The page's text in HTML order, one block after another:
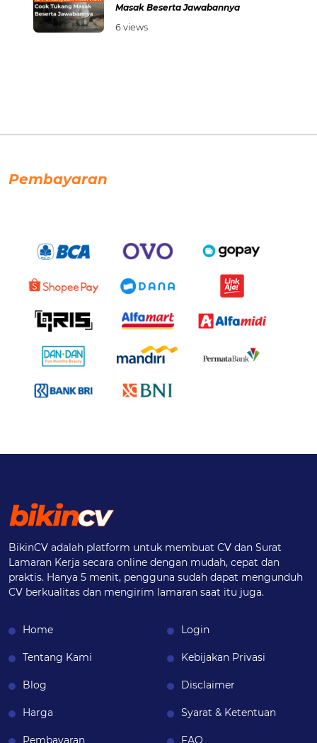
Masak Beserta Jawabannya
6 views
Pembayaran
BikinCV adalah platform untuk membuat CV dan Surat
Lamaran Kerja secara online dengan mudah, cepat dan
praktis. Hanya 5 menit, pengguna sudah dapat mengunduh
CV berkualitas dan mengirim lamaran saat itu juga.
Home
Tentang Kami
Blog
Harga
Pembayaran
Login
Kebijakan Privasi
Disclaimer
Syarat & Ketentuan
FAQ